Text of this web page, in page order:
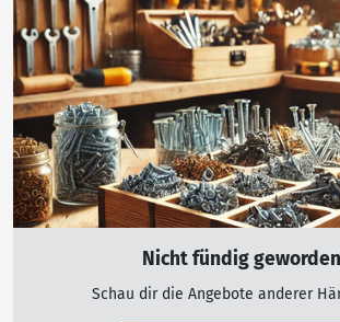
Nicht fündig
Schau dir die Angebote anderer